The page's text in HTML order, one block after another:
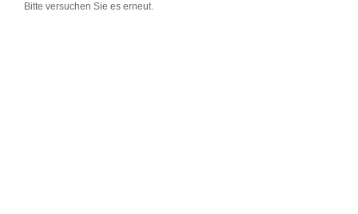
Bitte versuchen Sie es erneut.